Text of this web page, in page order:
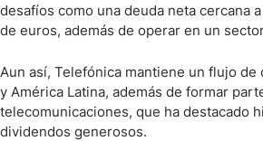
desafíos como una deuda neta cercana
de euros, además de operar en un
Aun así, Telefónica mantiene un flujo de
y América Latina, además de formar
telecomunicaciones, que ha destacado
dividendos generosos.